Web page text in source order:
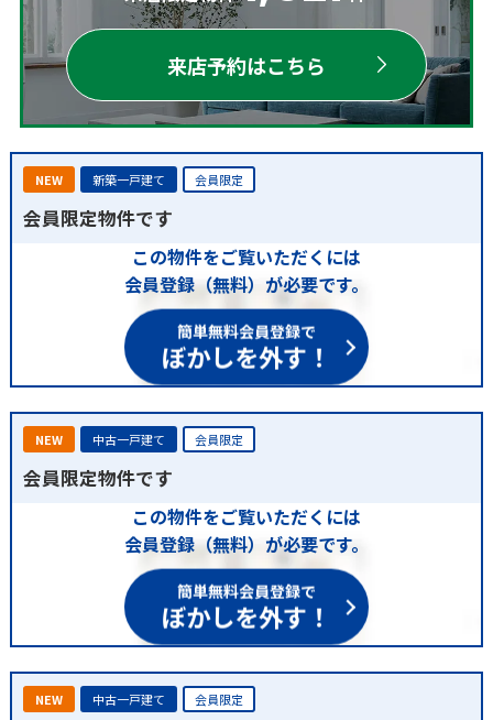
来店予約はこちら
NEW 新築一戸建て 会員限定
会員限定物件です
この物件をご覧いただくには
会員登録（無料）が必要です。
簡単無料会員登録で
ぼかしを外す！
NEW 中古一戸建て 会員限定
会員限定物件です
この物件をご覧いただくには
会員登録（無料）が必要です。
簡単無料会員登録で
ぼかしを外す！
NEW 中古一戸建て 会員限定